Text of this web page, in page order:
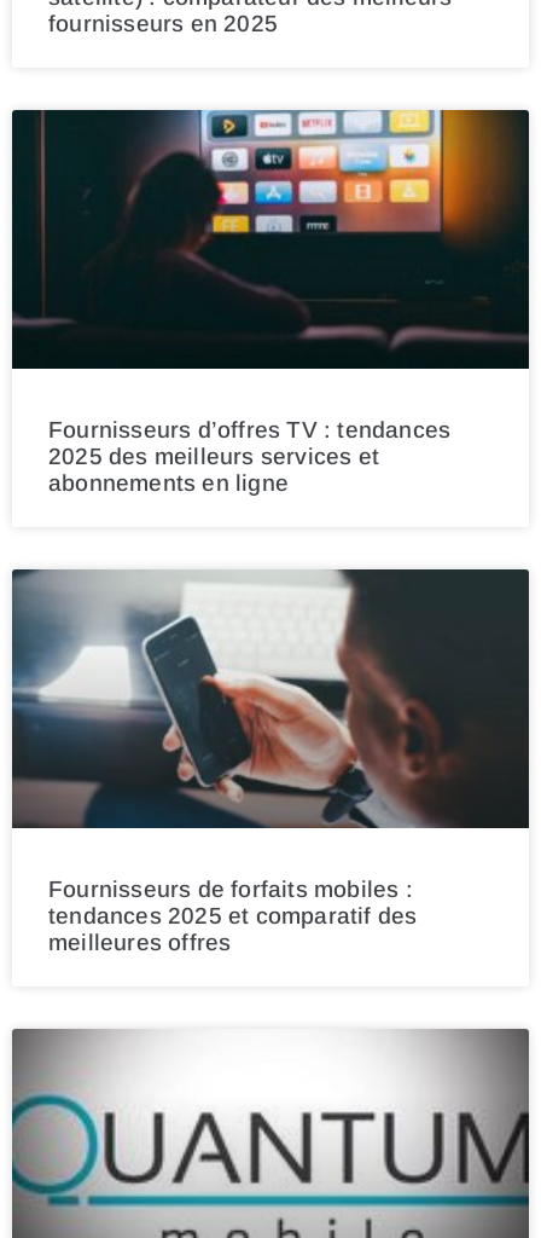
fournisseurs en 2025
Fournisseurs d’offres TV : tendances
2025 des meilleurs services et
abonnements en ligne
Fournisseurs de forfaits mobiles :
tendances 2025 et comparatif des
meilleures offres